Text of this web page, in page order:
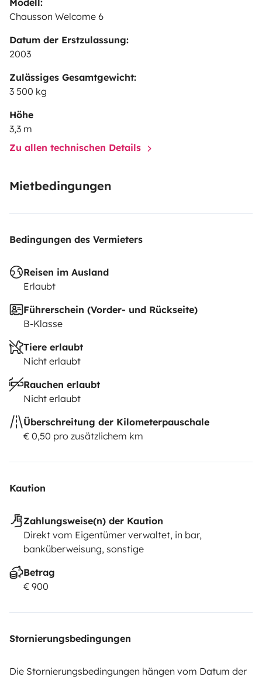
Modell:
Chausson Welcome 6
Datum der Erstzulassung:
2003
Zulässiges Gesamtgewicht:
3 500 kg
Höhe
3,3 m
Zu allen technischen Details
Mietbedingungen
Bedingungen des Vermieters
Reisen im Ausland
Erlaubt
Führerschein (Vorder- und Rückseite)
B-Klasse
Tiere erlaubt
Nicht erlaubt
Rauchen erlaubt
Nicht erlaubt
Überschreitung der Kilometerpauschale
€ 0,50 pro zusätzlichem km
Kaution
Zahlungsweise(n) der Kaution
Direkt vom Eigentümer verwaltet, in bar,
banküberweisung, sonstige
Betrag
€ 900
Stornierungsbedingungen
Die Stornierungsbedingungen hängen vom Datum der